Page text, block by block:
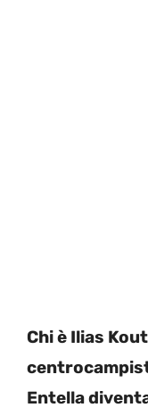
Chi è Ilias
Entella